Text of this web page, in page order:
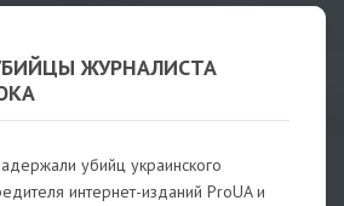
ЖУРНАЛИСТА
убийц украинского
интернет-изданий ProUA и